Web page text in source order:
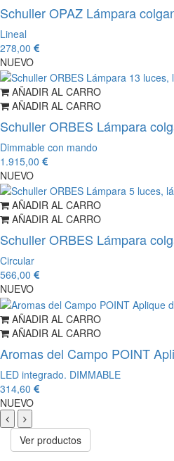
Schuller OPAZ Lámpara
Lineal
278,00
NUEVO
AÑADIR AL CARRO
AÑADIR AL CARRO
Schuller ORBES Lámpara
Dimmable con mando
1.915,00
NUEVO
AÑADIR AL CARRO
AÑADIR AL CARRO
Schuller ORBES Lámpara
Circular
566,00
NUEVO
AÑADIR AL CARRO
AÑADIR AL CARRO
Aromas del Campo POINT
LED integrado. DIMMABLE
314,60
NUEVO
Ver productos